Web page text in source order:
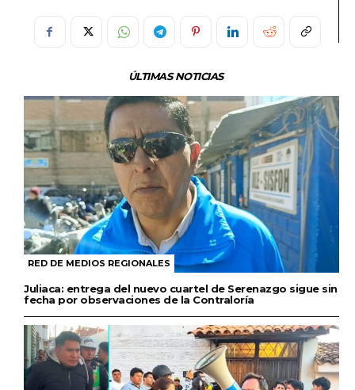
ÚLTIMAS NOTICIAS
RED DE MEDIOS REGIONALES
Juliaca: entrega del nuevo cuartel de Serenazgo sigue sin
fecha por observaciones de la Contraloría